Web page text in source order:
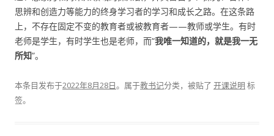
思辨和创造力等能力的终身学习者的学习和成长之路。在这条路
上，不存在固定不变的教育者或被教育者——教师或学生。有时
老师是学生，有时学生也是老师，而“我唯一知道的，就是我一无
所知”。
本条目发布于2022年8月28日。属于教书记分类，被贴了 开课说明 标
签。